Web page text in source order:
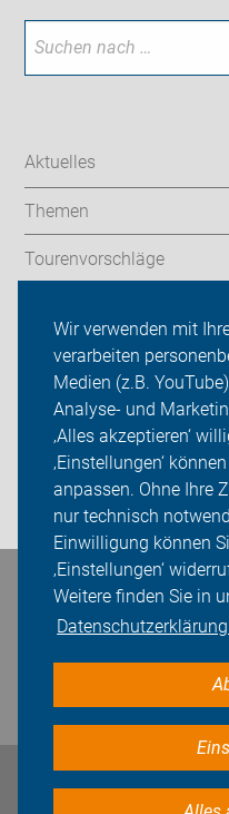
Wir verwenden mit
verarbeiten
Medien (z.B.
Analyse- und
‚Alles akzeptieren‘
‚Einstellungen‘
anpassen. Ohne Ihre
nur technisch
Einwilligung können
‚Einstellungen‘
Weitere finden Sie in
Aktuelles
Themen
Tourenvorschläge
ADFC Donau-Ries
Sei dabei
Presse
Login
Bleiben Sie in Kontakt
Impressum Datenschutz